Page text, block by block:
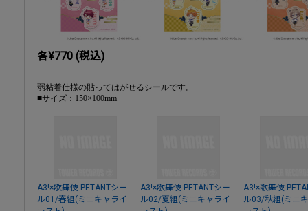
各¥770 (税込)
弱粘着仕様の貼ってはがせるシールです。
■サイズ：150×100mm
A3!×歌舞伎 PETANTシー
ル01/春組(ミニキャライ
A3!×歌舞伎 PETANTシー
ル02/夏組(ミニキャライ
A3!×歌舞伎
ル03/秋組(ミニ